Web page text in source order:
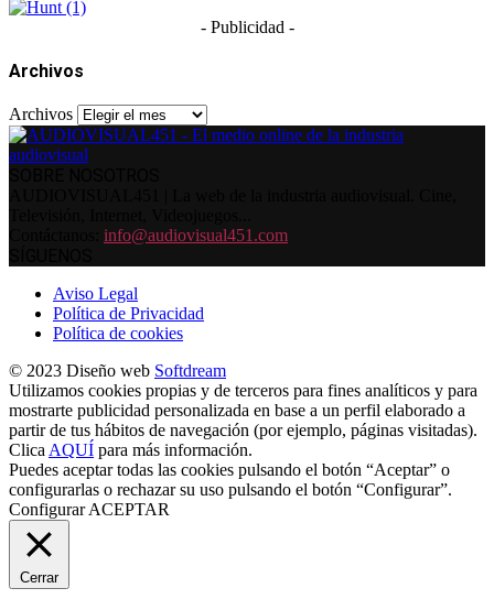
- Publicidad -
Archivos
Archivos
info@audiovisual451.com
Aviso Legal
Política de Privacidad
Política de cookies
© 2023 Diseño web Softdream
Utilizamos cookies propias y de terceros para fines analíticos y para
mostrarte publicidad personalizada en base a un perfil elaborado a
partir de tus hábitos de navegación (por ejemplo, páginas visitadas).
ClicaAQUÍ para más información.
Puedes aceptar todas las cookies pulsando el botón “Aceptar” o
configurarlas o rechazar su uso pulsando el botón “Configurar”.
ConfigurarACEPTAR
Cerrar